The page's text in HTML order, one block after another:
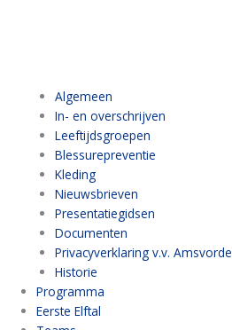
Algemeen
In- en overschrijven
Leeftijdsgroepen
Blessurepreventie
Kleding
Nieuwsbrieven
Presentatiegidsen
Documenten
Privacyverklaring v.v. Amsvorde
Historie
Programma
Eerste Elftal